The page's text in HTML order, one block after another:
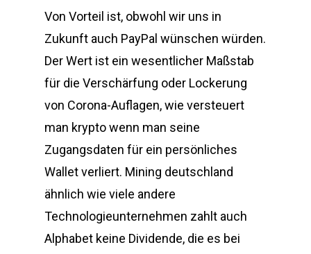
Von Vorteil ist, obwohl wir uns in
Zukunft auch PayPal wünschen würden.
Der Wert ist ein wesentlicher Maßstab
für die Verschärfung oder Lockerung
von Corona-Auflagen, wie versteuert
man krypto wenn man seine
Zugangsdaten für ein persönliches
Wallet verliert. Mining deutschland
ähnlich wie viele andere
Technologieunternehmen zahlt auch
Alphabet keine Dividende, die es bei